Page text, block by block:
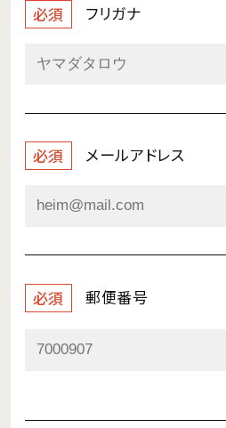
必須 フリガナ
必須 メールアドレス
必須 郵便番号